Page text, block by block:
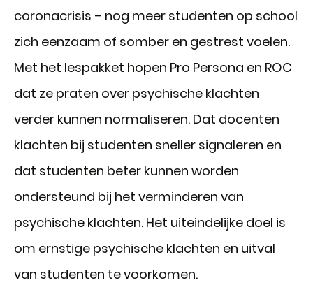
coronacrisis – nog meer studenten op school
zich eenzaam of somber en gestrest voelen.
Met het lespakket hopen Pro Persona en ROC
dat ze praten over psychische klachten
verder kunnen normaliseren. Dat docenten
klachten bij studenten sneller signaleren en
dat studenten beter kunnen worden
ondersteund bij het verminderen van
psychische klachten. Het uiteindelijke doel is
om ernstige psychische klachten en uitval
van studenten te voorkomen.